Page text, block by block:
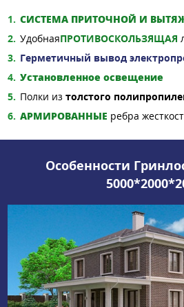
СИСТЕМА ПРИТОЧНОЙ И
УдобнаяПРОТИВОСКОЛЬЗЯЩАЯ
Герметичный вывод
Установленное освещение
Полки из толстого
АРМИРОВАННЫЕ ребра
Особенности